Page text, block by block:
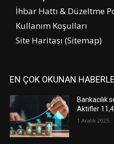
İhbar Hattı & Düzeltme
Kullanım Koşulları
Site Haritası (Sitemap)
EN ÇOK OKUNAN
Bankacılık
Aktifler
1 Aralık 2025